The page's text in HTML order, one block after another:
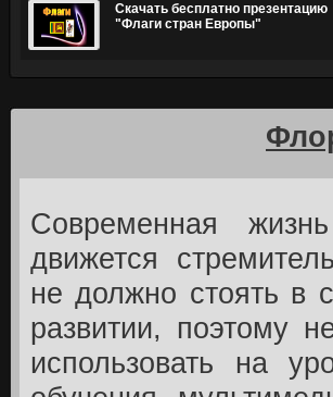
Скачать бесплатно презентацию
"Флаги стран Европы"
Современная
движется
не должно стоять в
развитии, поэтому
использовать на